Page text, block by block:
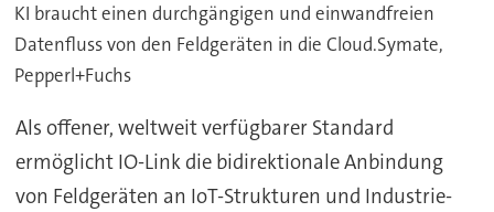
KI braucht einen durchgängigen und einwandfreien
Datenfluss von den Feldgeräten in die Cloud.Symate,
Pepperl+Fuchs
Als offener, weltweit verfügbarer Standard
ermöglicht IO-Link die bidirektionale Anbindung
von Feldgeräten an IoT-Strukturen und Industrie-